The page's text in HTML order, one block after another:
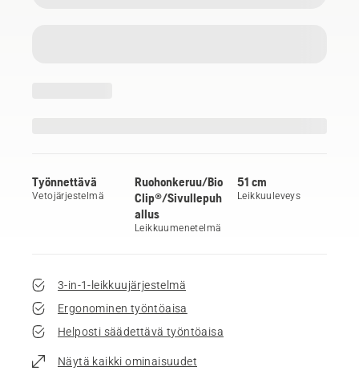
Työnnettävä
Vetojärjestelmä
Ruohonkeruu/Bio
Clip®/Sivullepuh
allus
Leikkuumenetelmä
51 cm
Leikkuuleveys
3-in-1-leikkuujärjestelmä
Ergonominen työntöaisa
Helposti säädettävä työntöaisa
Näytä kaikki ominaisuudet